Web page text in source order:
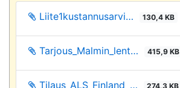
Liite1kustannusarvi… 130,4 KB
Tarjous_Malmin_lent… 415,9 KB
Tilaus_ALS_Finland_… 274,3 KB